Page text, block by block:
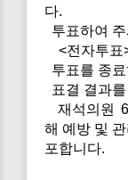
다.
투표하여
<전자투표
투표를 종
표결 결과
재석의원
해 예방 및
포합니다.